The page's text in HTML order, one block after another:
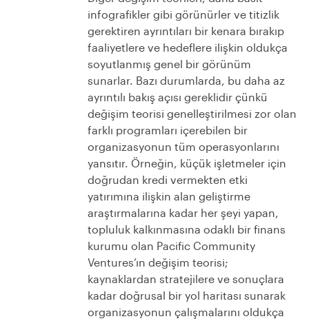
infografikler gibi görünürler ve titizlik
gerektiren ayrıntıları bir kenara bırakıp
faaliyetlere ve hedeflere ilişkin oldukça
soyutlanmış genel bir görünüm
sunarlar. Bazı durumlarda, bu daha az
ayrıntılı bakış açısı gereklidir çünkü
değişim teorisi genelleştirilmesi zor olan
farklı programları içerebilen bir
organizasyonun tüm operasyonlarını
yansıtır. Örneğin, küçük işletmeler için
doğrudan kredi vermekten etki
yatırımına ilişkin alan geliştirme
araştırmalarına kadar her şeyi yapan,
topluluk kalkınmasına odaklı bir finans
kurumu olan Pacific Community
Ventures’ın değişim teorisi;
kaynaklardan stratejilere ve sonuçlara
kadar doğrusal bir yol haritası sunarak
organizasyonun çalışmalarını oldukça